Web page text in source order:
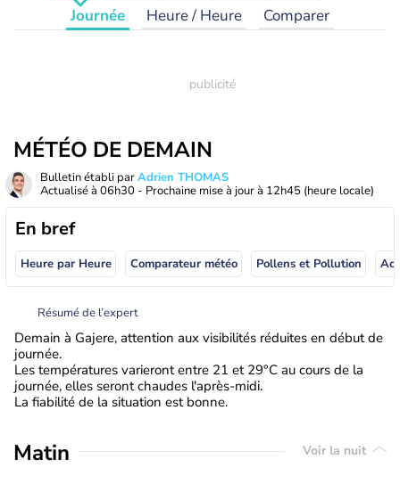
Journée Heure / Heure Comparer
MÉTÉO DE DEMAIN
Bulletin établi parAdrien THOMAS
Actualisé à 06h30 - Prochaine mise à jour à 12h45 (heure locale)
En bref
Heure par Heure Comparateur météo Pollens et Pollution
Résumé de l’expert
Demain à Gajere, attention aux visibilités réduites en début de
journée.
Les températures varieront entre 21 et 29°C au cours de la
journée, elles seront chaudes l'après-midi.
La fiabilité de la situation est bonne.
Matin Voir la nuit